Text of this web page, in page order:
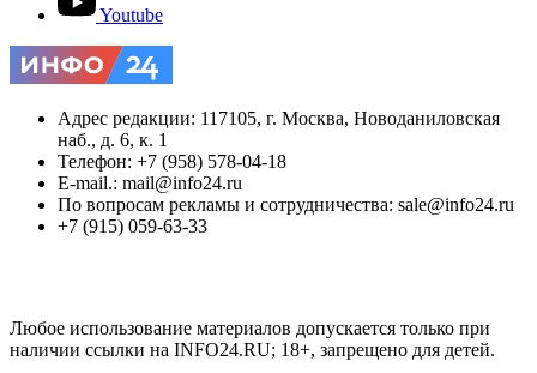
Youtube
Адрес редакции: 117105, г. Москва, Новоданиловская
наб., д. 6, к. 1
Телефон: +7 (958) 578-04-18
E-mail.: mail@info24.ru
По вопросам рекламы и сотрудничества: sale@info24.ru
+7 (915) 059-63-33
Любое использование материалов допускается только при
наличии ссылки на INFO24.RU; 18+, запрещено для детей.